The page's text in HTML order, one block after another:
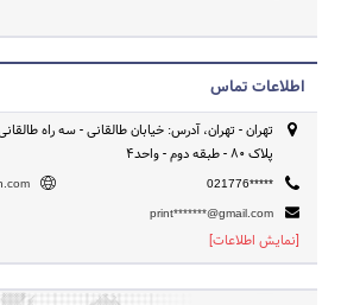
اطلاعات تماس
تهران - تهران، آدرس: خیابان طالقانی - سه راه
پلاک 80 - طبقه دوم - واحد4
021776*****
print*******@gmail.com
[نمایش اطلاعات]